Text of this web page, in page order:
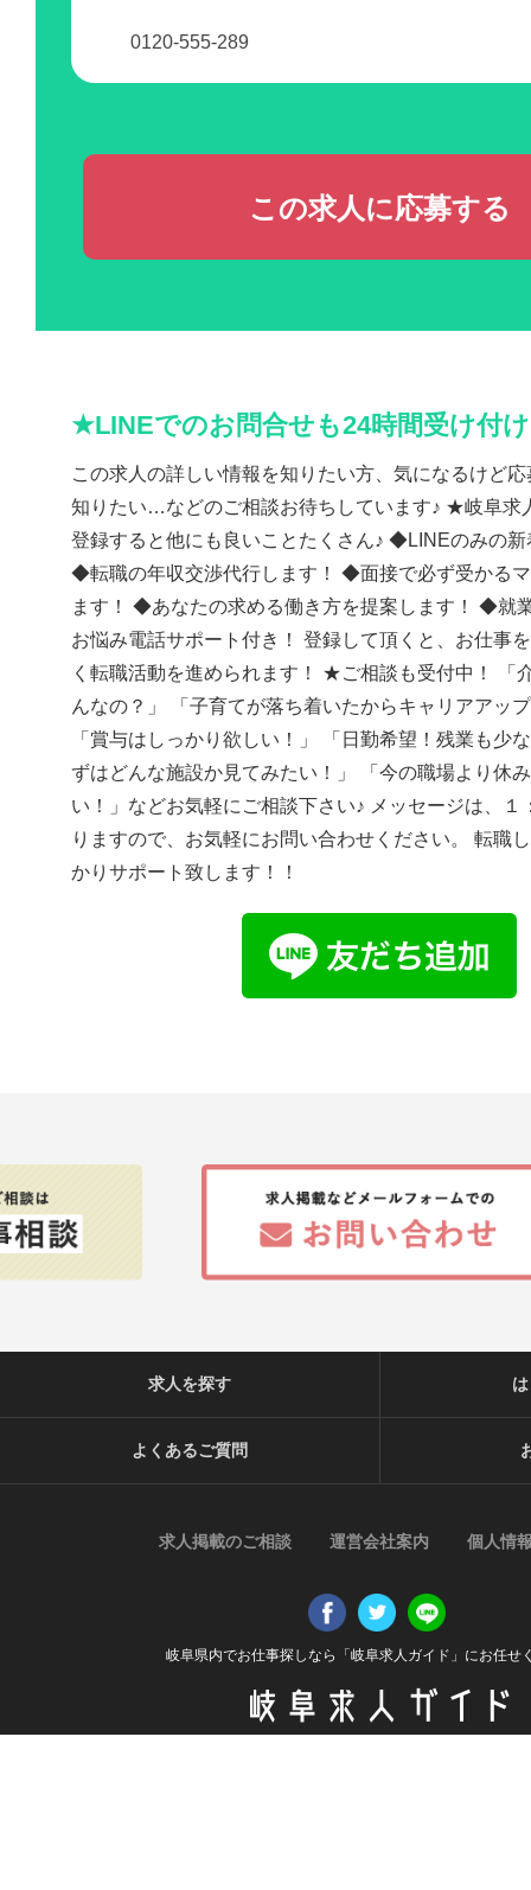
0120-555-289
この求人に応募する
★LINEでのお問合せも24時間受け付
この求人の詳しい情報を知りたい方、気になるけど
知りたい…などのご相談お待ちしています♪ ★岐阜求
登録すると他にも良いことたくさん♪ ◆LINEのみの
◆転職の年収交渉代行します！ ◆面接で必ず受かる
ます！ ◆あなたの求める働き方を提案します！ ◆就
お悩み電話サポート付き！ 登録して頂くと、お仕事
く転職活動を進められます！ ★ご相談も受付中！ 「
んなの？」 「子育てが落ち着いたからキャリアアッ
「賞与はしっかり欲しい！」 「日勤希望！残業も少
ずはどんな施設か見てみたい！」 「今の職場より休
い！」などお気軽にご相談下さい♪ メッセージは、１
りますので、お気軽にお問い合わせください。 転職
かりサポート致します！！
岐阜県内でお仕事探しなら「岐阜求人ガイド」にお任せ
求人を探す
よくあるご質問
求人掲載のご相談 運営会社案内 個人情